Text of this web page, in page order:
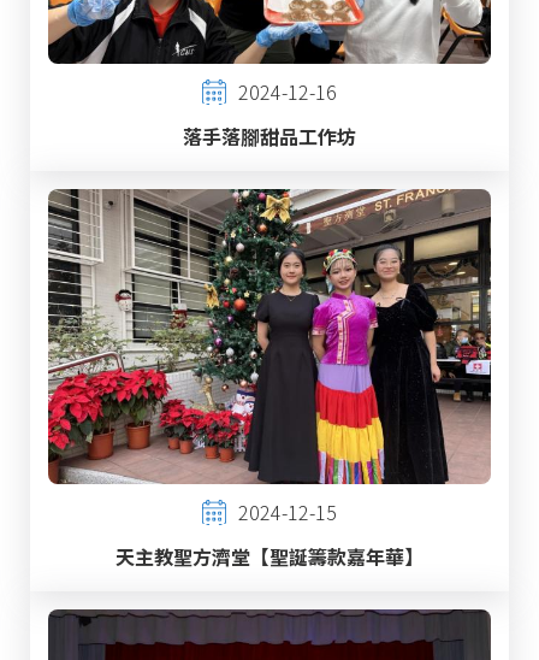
2024-12-16
落手落腳甜品工作坊
2024-12-15
天主教聖方濟堂【聖誕籌款嘉年華】